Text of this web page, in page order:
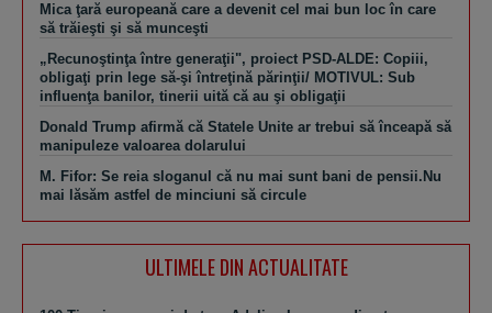
Mica ţară europeană care a devenit cel mai bun loc în care
să trăieşti şi să munceşti
„Recunoştinţa între generaţii", proiect PSD-ALDE: Copiii,
obligaţi prin lege să-şi întreţină părinţii/ MOTIVUL: Sub
influenţa banilor, tinerii uită că au şi obligaţii
Donald Trump afirmă că Statele Unite ar trebui să înceapă să
manipuleze valoarea dolarului
M. Fifor: Se reia sloganul că nu mai sunt bani de pensii.Nu
mai lăsăm astfel de minciuni să circule
ULTIMELE DIN ACTUALITATE